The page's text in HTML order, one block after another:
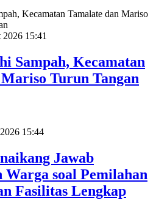
15:41
Sampah, Kecamatan
Turun Tangan
15:44
Jawab
soal Pemilahan
Fasilitas Lengkap